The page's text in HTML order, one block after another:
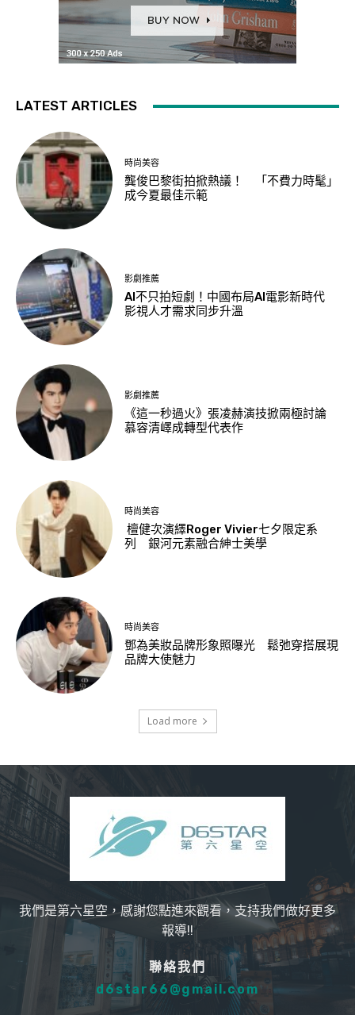
LATEST ARTICLES
時尚美容
龔俊巴黎街拍掀熱議！ 「不費力時髦」
成今夏最佳示範
影劇推薦
AI不只拍短劇！中國布局AI電影新時代
影視人才需求同步升溫
影劇推薦
《這一秒過火》張凌赫演技掀兩極討論
慕容清嶧成轉型代表作
時尚美容
檀健次演繹Roger Vivier七夕限定系
列 銀河元素融合紳士美學
時尚美容
鄧為美妝品牌形象照曝光 鬆弛穿搭展現
品牌大使魅力
Load more
我們是第六星空，感謝您點進來觀看，支持我們做好更多
報導!!
聯絡我們
d6star66@gmail.com